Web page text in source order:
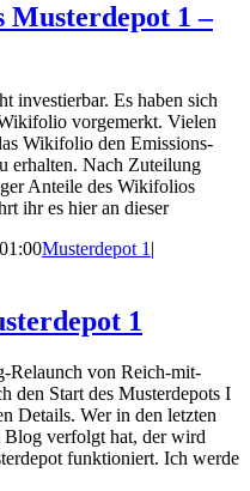
Musterdepot 1 –
investierbar. Es haben sich
vorgemerkt. Vielen
Wikifolio den Emissions-
erhalten. Nach Zuteilung
Anteile des Wikifolios
ihr es hier an dieser
Musterdepot 1 |
1
Relaunch von Reich-mit-
den Start des Musterdepots I
Details. Wer in den letzten
Blog verfolgt hat, der wird
funktioniert. Ich werde